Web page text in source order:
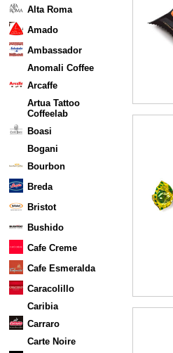
Alta Roma
Amado
Ambassador
Anomali Coffee
Arcaffe
Artua Tattoo
Coffeelab
Boasi
Bogani
Bourbon
Breda
Bristot
Bushido
Cafe Creme
Cafe Esmeralda
Caracolillo
Caribia
Carraro
Carte Noire